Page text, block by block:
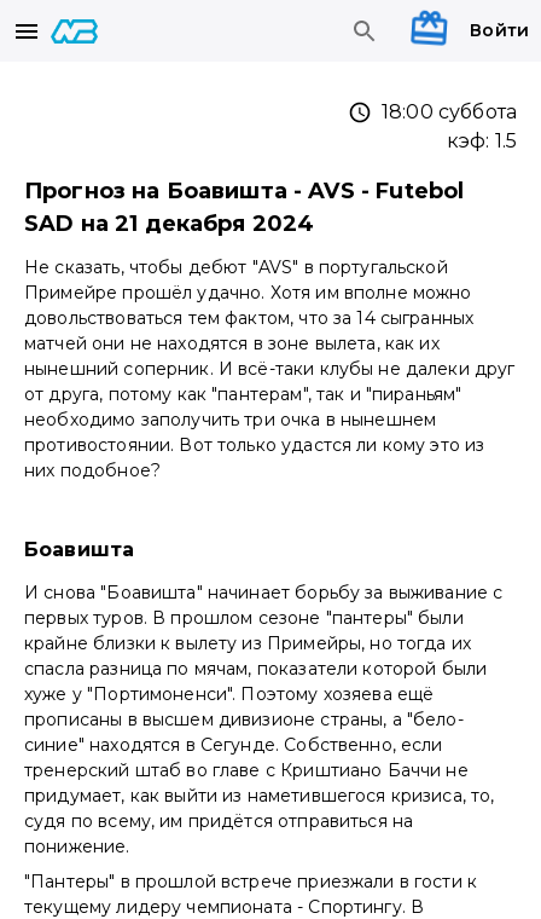
Войти
18:00 суббота
кэф: 1.5
Прогноз на Боавишта - AVS - Futebol
SAD на 21 декабря 2024
Не сказать, чтобы дебют "AVS" в португальской
Примейре прошёл удачно. Хотя им вполне можно
довольствоваться тем фактом, что за 14 сыгранных
матчей они не находятся в зоне вылета, как их
нынешний соперник. И всё-таки клубы не далеки друг
от друга, потому как "пантерам", так и "пираньям"
необходимо заполучить три очка в нынешнем
противостоянии. Вот только удастся ли кому это из
них подобное?
Боавишта
И снова "Боавишта" начинает борьбу за выживание с
первых туров. В прошлом сезоне "пантеры" были
крайне близки к вылету из Примейры, но тогда их
спасла разница по мячам, показатели которой были
хуже у "Портимоненси". Поэтому хозяева ещё
прописаны в высшем дивизионе страны, а "бело-
синие" находятся в Сегунде. Собственно, если
тренерский штаб во главе с Криштиано Баччи не
придумает, как выйти из наметившегося кризиса, то,
судя по всему, им придётся отправиться на
понижение.
"Пантеры" в прошлой встрече приезжали в гости к
текущему лидеру чемпионата - Спортингу. В